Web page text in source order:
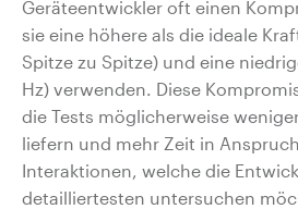
Geräteentwickler oft einen
sie eine höhere als die ideale
Spitze zu Spitze) und eine
Hz) verwenden. Diese
die Tests möglicherweise
liefern und mehr Zeit in
Interaktionen, welche die
detailliertesten untersuchen